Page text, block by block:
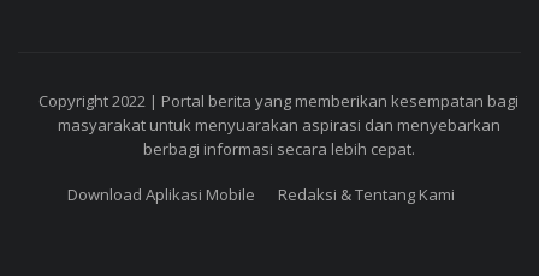
Copyright 2022 | Portal berita yang memberikan kesempatan bagi
masyarakat untuk menyuarakan aspirasi dan menyebarkan
berbagi informasi secara lebih cepat.
Download Aplikasi Mobile Redaksi & Tentang Kami